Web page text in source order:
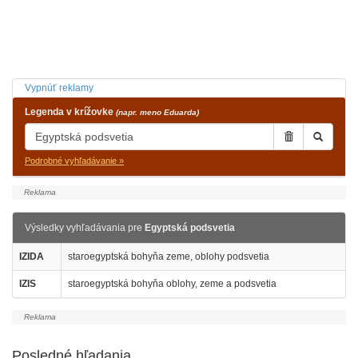
Vypnúť reklamy
Legenda v krížovke (napr. meno Eduarda)
Podrobné vyhľadávanie »
Výsledky vyhľadávania pre Egyptská podsvetia
IZIDA staroegyptská bohyňa zeme, oblohy podsvetia
IZIS staroegyptská bohyňa oblohy, zeme a podsvetia